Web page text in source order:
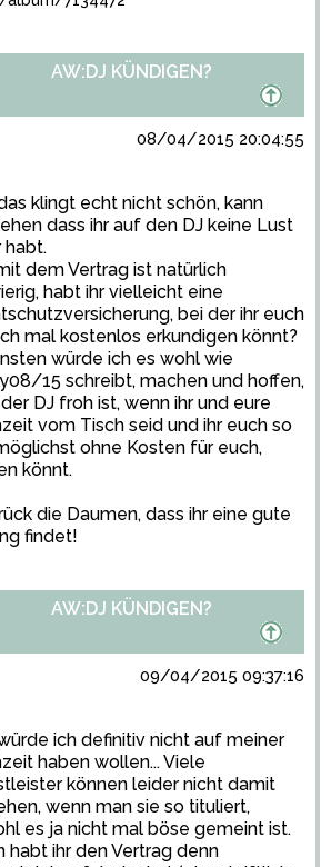
AW:DJ KÜNDIGEN?
08/04/2015 20:04:55
klingt echt nicht schön, kann
dass ihr auf den DJ keine Lust
habt.
dem Vertrag ist natürlich
habt ihr vielleicht eine
bei der ihr euch
mal kostenlos erkundigen könnt?
würde ich es wohl wie
15 schreibt, machen und hoffen,
DJ froh ist, wenn ihr und eure
vom Tisch seid und ihr euch so
ohne Kosten für euch,
könnt.
die Daumen, dass ihr eine gute
findet!
AW:DJ KÜNDIGEN?
09/04/2015 09:37:16
ich definitiv nicht auf meiner
haben wollen... Viele
können leider nicht damit
wenn man sie so tituliert,
es ja nicht mal böse gemeint ist.
habt ihr den Vertrag denn